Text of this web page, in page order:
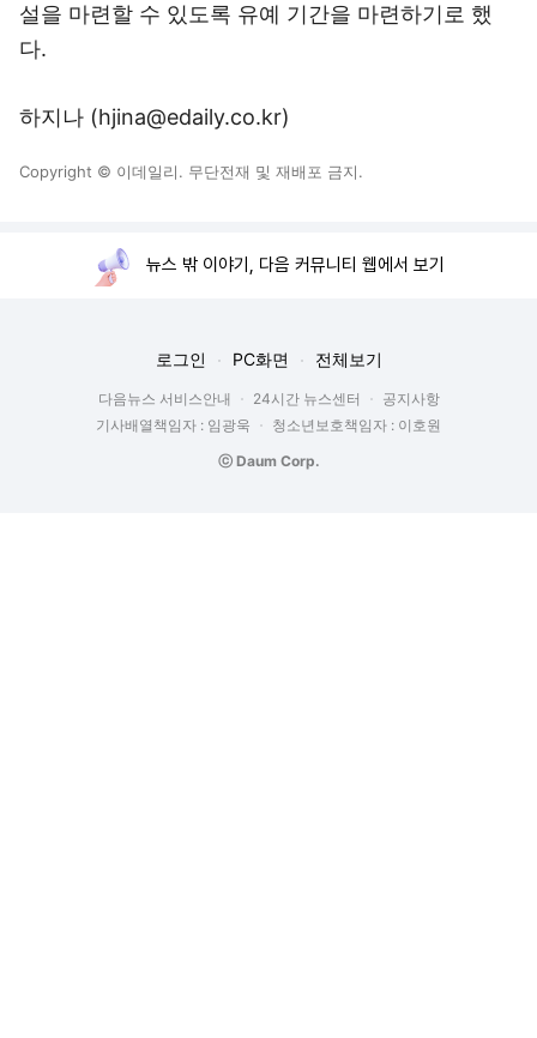
설을 마련할 수 있도록 유예 기간을 마련하기로 했
다.
하지나 (hjina@edaily.co.kr)
Copyright © 이데일리. 무단전재 및 재배포 금지.
뉴스 밖 이야기, 다음 커뮤니티 웹에서 보기
로그인 PC화면 전체보기
다음뉴스 서비스안내 24시간 뉴스센터
공지사항
기사배열책임자 : 임광욱
청소년보호책임자 : 이호원
ⓒ Daum Corp.